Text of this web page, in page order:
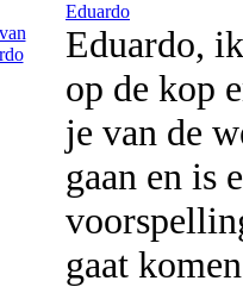
Eduardo
Eduardo,
op de kop
je van de
gaan en is
gaat